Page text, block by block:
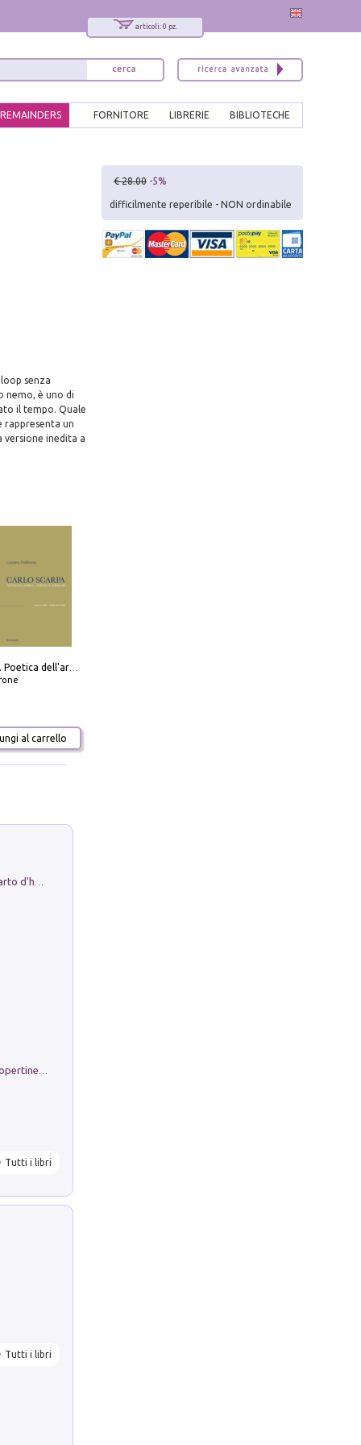
articoli: 0 pz.
BIBLIOTECHE
LIBRERIE
FORNITORE
REMAINDERS
senza
nemo, è uno di
il tempo. Quale
rappresenta un
versione inedita a
al carrello
Tutti i libri
Tutti i libri
€ 28.00 -5%
difficilmente reperibile - NON ordinabile
x
Allora iscriviti alla nostra newsletter!
Sarai informato delle nostre novità, potrai
comunque cancellarti quando desideri.